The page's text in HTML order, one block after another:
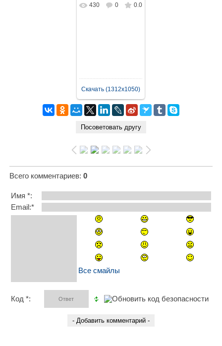
В реальном
430 0 0.0
Скачать (1312x1050)
Всего комментариев: 0
Имя *:
Email:*
Все смайлы
Код *: